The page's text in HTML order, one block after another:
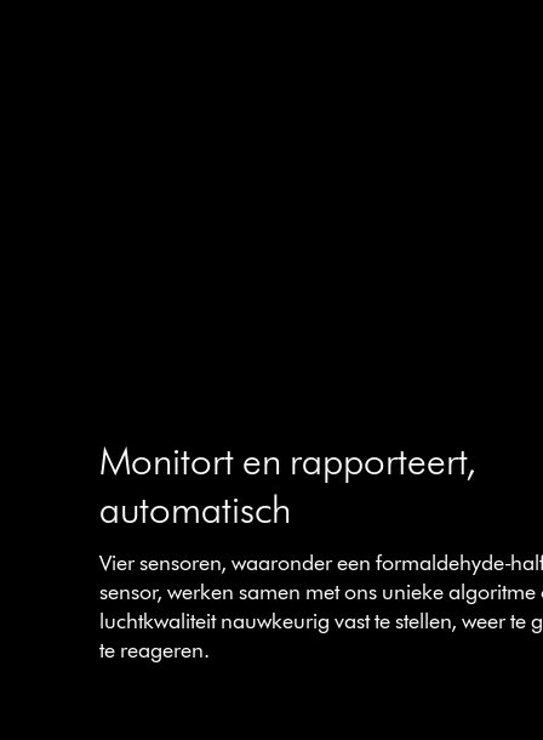
Monitort en rapporteert,
automatisch
Vier sensoren, waaronder een formaldehyde-
sensor, werken samen met ons unieke algoritme
luchtkwaliteit nauwkeurig vast te stellen, weer te
te reageren.